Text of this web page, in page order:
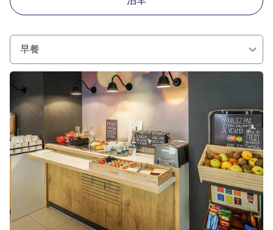
早餐
请参阅详情